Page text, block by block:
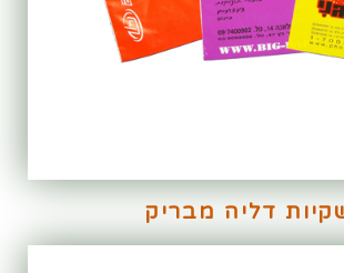
דליה מבריק